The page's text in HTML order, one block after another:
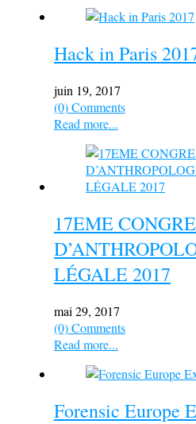
Hack in Paris
juin 19, 2017
(0) Comments
Read more...
17EME
LÉGALE 2017
mai 29, 2017
(0) Comments
Read more...
Forensic Europe